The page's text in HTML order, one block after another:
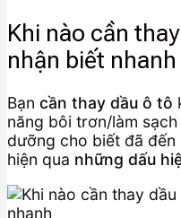
Khi nào cần
nhận biết nhanh
Bạn cần thay dầu ô tô
năng bôi trơn/làm
dưỡng cho biết đã
hiện qua những dấu